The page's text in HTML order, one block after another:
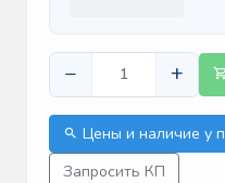
− +
Цены и наличие у
Запросить КП